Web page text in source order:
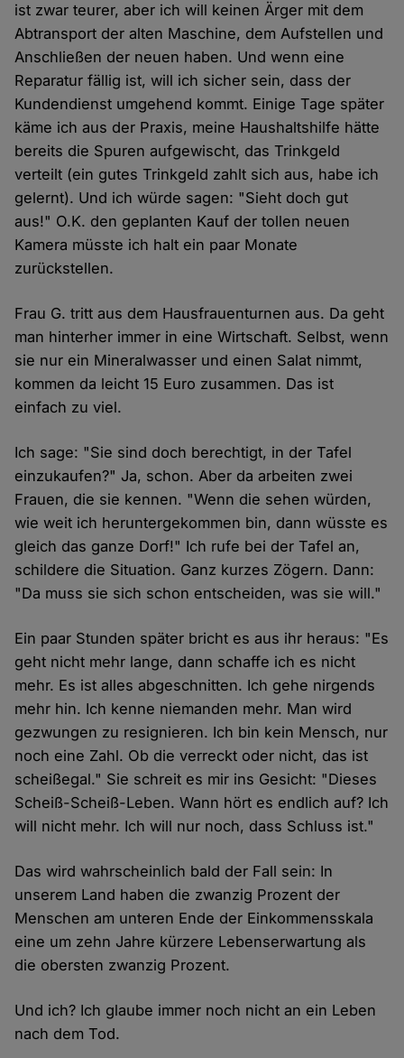
ist zwar teurer, aber ich will keinen Ärger mit dem
Abtransport der alten Maschine, dem Aufstellen und
Anschließen der neuen haben. Und wenn eine
Reparatur fällig ist, will ich sicher sein, dass der
Kundendienst umgehend kommt. Einige Tage später
käme ich aus der Praxis, meine Haushaltshilfe hätte
bereits die Spuren aufgewischt, das Trinkgeld
verteilt (ein gutes Trinkgeld zahlt sich aus, habe ich
gelernt). Und ich würde sagen: "Sieht doch gut
aus!" O.K. den geplanten Kauf der tollen neuen
Kamera müsste ich halt ein paar Monate
zurückstellen.
Frau G. tritt aus dem Hausfrauenturnen aus. Da geht
man hinterher immer in eine Wirtschaft. Selbst, wenn
sie nur ein Mineralwasser und einen Salat nimmt,
kommen da leicht 15 Euro zusammen. Das ist
einfach zu viel.
Ich sage: "Sie sind doch berechtigt, in der Tafel
einzukaufen?" Ja, schon. Aber da arbeiten zwei
Frauen, die sie kennen. "Wenn die sehen würden,
wie weit ich heruntergekommen bin, dann wüsste es
gleich das ganze Dorf!" Ich rufe bei der Tafel an,
schildere die Situation. Ganz kurzes Zögern. Dann:
"Da muss sie sich schon entscheiden, was sie will."
Ein paar Stunden später bricht es aus ihr heraus: "Es
geht nicht mehr lange, dann schaffe ich es nicht
mehr. Es ist alles abgeschnitten. Ich gehe nirgends
mehr hin. Ich kenne niemanden mehr. Man wird
gezwungen zu resignieren. Ich bin kein Mensch, nur
noch eine Zahl. Ob die verreckt oder nicht, das ist
scheißegal." Sie schreit es mir ins Gesicht: "Dieses
Scheiß-Scheiß-Leben. Wann hört es endlich auf? Ich
will nicht mehr. Ich will nur noch, dass Schluss ist."
Das wird wahrscheinlich bald der Fall sein: In
unserem Land haben die zwanzig Prozent der
Menschen am unteren Ende der Einkommensskala
eine um zehn Jahre kürzere Lebenserwartung als
die obersten zwanzig Prozent.
Und ich? Ich glaube immer noch nicht an ein Leben
nach dem Tod.